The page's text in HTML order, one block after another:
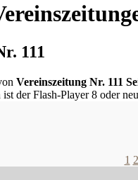
111
Vereinszeitung Nr. 111
der Flash-Player 8 oder
1 2